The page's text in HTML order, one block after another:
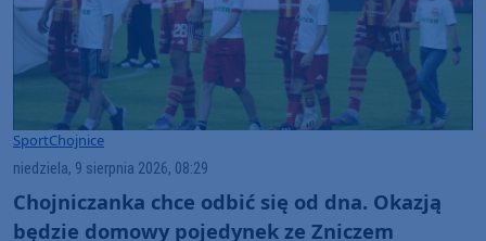
SportChojnice
niedziela, 9 sierpnia 2026, 08:29
Chojniczanka chce odbić się od dna. Okazją
będzie domowy pojedynek ze Zniczem